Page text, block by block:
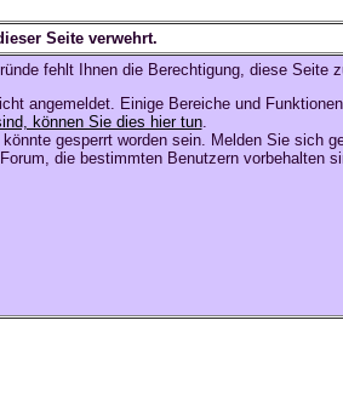
Seite verwehrt.
fehlt Ihnen die Berechtigung, diese Seite
angemeldet. Einige Bereiche und
können Sie dies hier tun.
könnte gesperrt worden sein. Melden Sie sich
die bestimmten Benutzern vorbehalten